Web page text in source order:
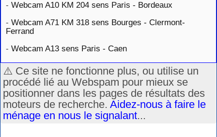
- Webcam A10 KM 204 sens Paris - Bordeaux
- Webcam A71 KM 318 sens Bourges - Clermont-
Ferrand
- Webcam A13 sens Paris - Caen
⚠️ Ce site ne fonctionne plus, ou utilise un
procédé lié au Webspam pour mieux se
positionner dans les pages de résultats des
moteurs de recherche. Aidez-nous à faire le
ménage en nous le signalant...